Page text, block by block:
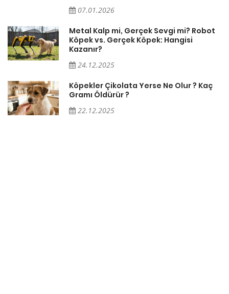
07.01.2026
Metal Kalp mi, Gerçek Sevgi mi? Robot
Köpek vs. Gerçek Köpek: Hangisi
Kazanır?
24.12.2025
Köpekler Çikolata Yerse Ne Olur ? Kaç
Gramı Öldürür ?
22.12.2025